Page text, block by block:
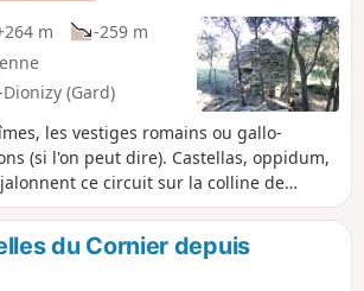
m
-259 m
(Gard)
les vestiges romains ou gallo-
(si l'on peut dire). Castellas, oppidum,
ce circuit sur la colline de
par quatre charmants villages de la
: Saint-Dionisy au Nord, Nages et
à l'Est avec son joli moulin.
du Cornier depuis